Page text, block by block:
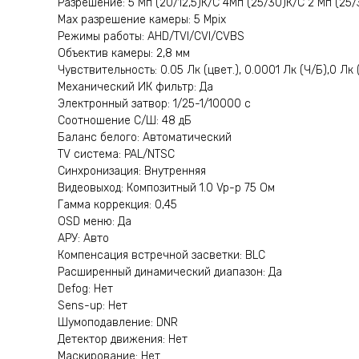
Разрешение: 5 Мп (20/12,5)К/С 4Мп (25/30)К/С 2 Мп
Мах разрешение камеры: 5 Mpix
Режимы работы: AHD/TVI/CVI/CVBS
Объектив камеры: 2,8 мм
Чувствительность: 0.05 Лк (цвет.), 0.0001 Лк (Ч/Б),0 Лк
Механический ИК фильтр: Да
Электронный затвор: 1/25-1/10000 с
Соотношение С/Ш: 48 дБ
Баланс белого: Автоматический
TV система: PAL/NTSC
Синхронизация: Внутренняя
Видеовыход: Композитный 1.0 Vp-p 75 Ом
Гамма коррекция: 0,45
OSD меню: Да
АРУ: Авто
Компенсация встречной засветки: BLC
Расширенный динамический диапазон: Да
Defog: Нет
Sens-up: Нет
Шумоподавление: DNR
Детектор движения: Нет